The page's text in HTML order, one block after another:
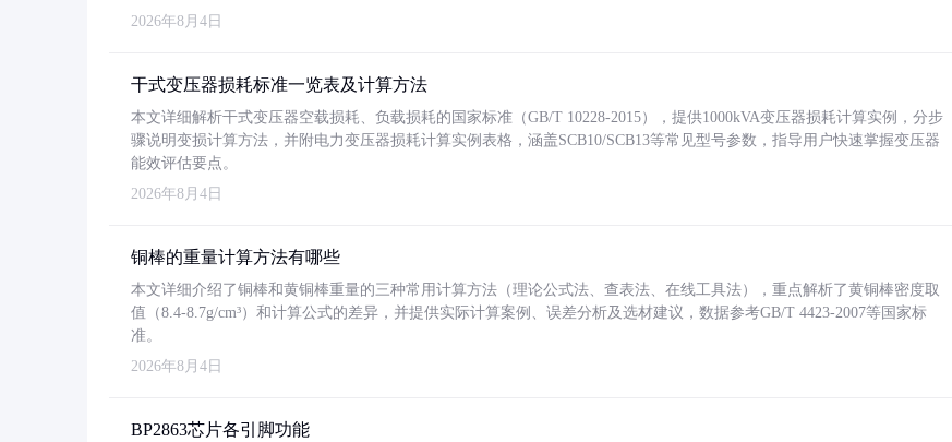
2026年8月4日
干式变压器损耗标准一览表及计算方法
本文详细解析干式变压器空载损耗、负载损耗的国家标准（GB/T 10228-2015），提供1000kVA变压器损耗计算实例，分步
骤说明变损计算方法，并附电力变压器损耗计算实例表格，涵盖SCB10/SCB13等常见型号参数，指导用户快速掌握变压器
能效评估要点。
2026年8月4日
铜棒的重量计算方法有哪些
本文详细介绍了铜棒和黄铜棒重量的三种常用计算方法（理论公式法、查表法、在线工具法），重点解析了黄铜棒密度取
值（8.4-8.7g/cm³）和计算公式的差异，并提供实际计算案例、误差分析及选材建议，数据参考GB/T 4423-2007等国家标
准。
2026年8月4日
BP2863芯片各引脚功能